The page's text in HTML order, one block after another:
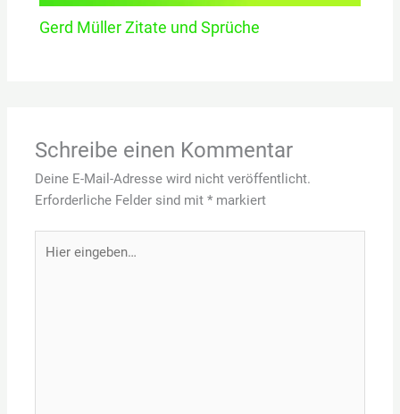
Gerd Müller Zitate und Sprüche
Schreibe einen Kommentar
Deine E-Mail-Adresse wird nicht veröffentlicht.
Erforderliche Felder sind mit* markiert
eingeben…